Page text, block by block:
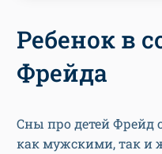
Ребенок в
Фрейда
Сны про детей Фрейд
как мужскими, так и